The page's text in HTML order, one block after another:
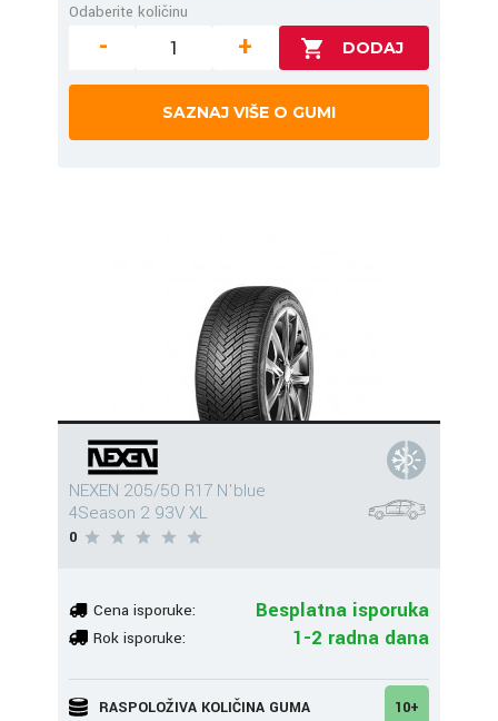
Odaberite količinu
- +
SAZNAJ VIŠE O GUMI
NEXEN 205/50 R17 N'blue
4Season 2 93V XL
0
Cena isporuke: Besplatna isporuka
Rok isporuke: 1-2 radna dana
RASPOLOŽIVA KOLIČINA GUMA 10+